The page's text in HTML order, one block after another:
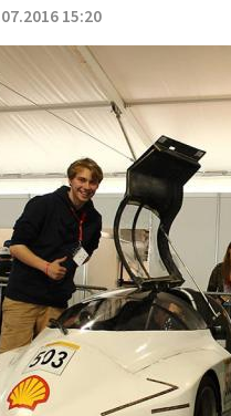
15:20